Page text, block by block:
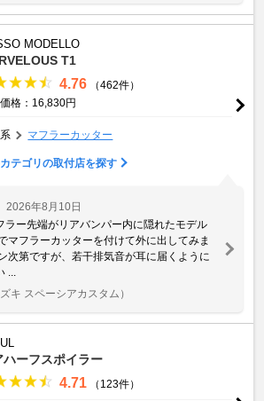
MODELLO
T1
4.76
（462件）
格：16,830円
マフラーカッター
テゴリの取付店を探す
2026年8月10日
ラー先端がリアバンパー内に隠れたモデル
マフラーカッターを付けて外に出してみま
次第ですが、若干排気音が耳に届くように
キ スペーシアカスタム）
ハーフスポイラー
4.71 （123件）